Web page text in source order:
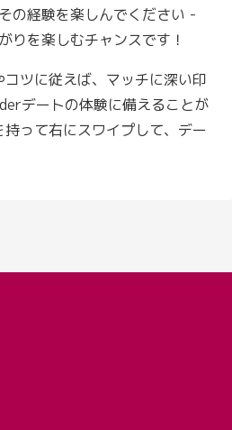
の経験を楽しんでください -
りを楽しむチャンスです！
ツに従えば、マッチに深い印
デートの体験に備えることが
って右にスワイプして、デー